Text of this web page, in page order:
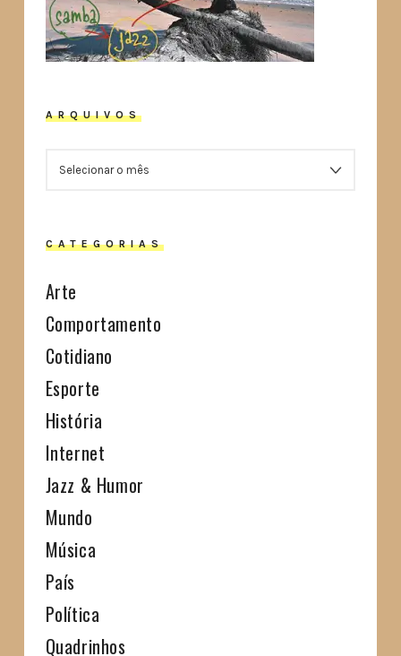
ARQUIVOS
CATEGORIAS
Arte
Comportamento
Cotidiano
Esporte
História
Internet
Jazz & Humor
Mundo
Música
País
Política
Quadrinhos